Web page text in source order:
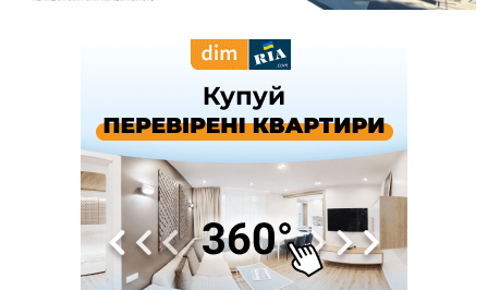
У Старуні відбулася Патріарша проща
Не знає англійську на достатньому рівні. Франківець Лев
Кишакевич не зможе стати суддею Міжнародного
кримінального суду
У Ворохті проведуть Кубок ФЛСУ зі стрибків на лижах,
пам'яті оборонця Богдана Бухонка
ФОТО
На Калущині розшукали чоловіка, який три дні
блукав у лісі
Боднар розповів про реакцію влади Польщі на атаки на
українців та про зміни після 23 серпня